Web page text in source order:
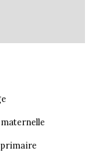
primaire